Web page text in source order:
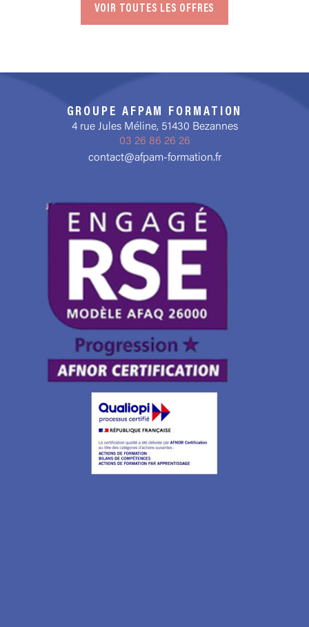
VOIR TOUTES LES OFFRES
GROUPE AFPAM FORMATION
4 rue Jules Méline, 51430 Bezannes
03 26 86 26 26
contact@afpam-formation.fr